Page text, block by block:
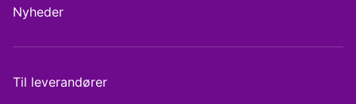
Nyheder
Til leverandører